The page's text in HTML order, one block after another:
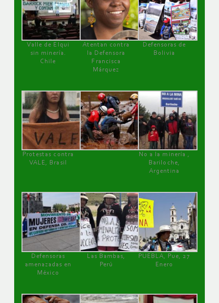
Valle de Elqui
sin minería.
Chile
Atentan contra
la Defensora
Francisca
Márquez
Defensoras de
Bolivia
Protestas contra
VALE, Brasil
No a la minería ,
Bariloche,
Argentina
Defensoras
amenazadas en
México
Las Bambas,
Perú
PUEBLA, Pue, 27
Enero